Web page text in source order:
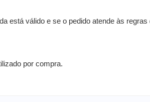
está válido e se o pedido atende às regras
por compra.